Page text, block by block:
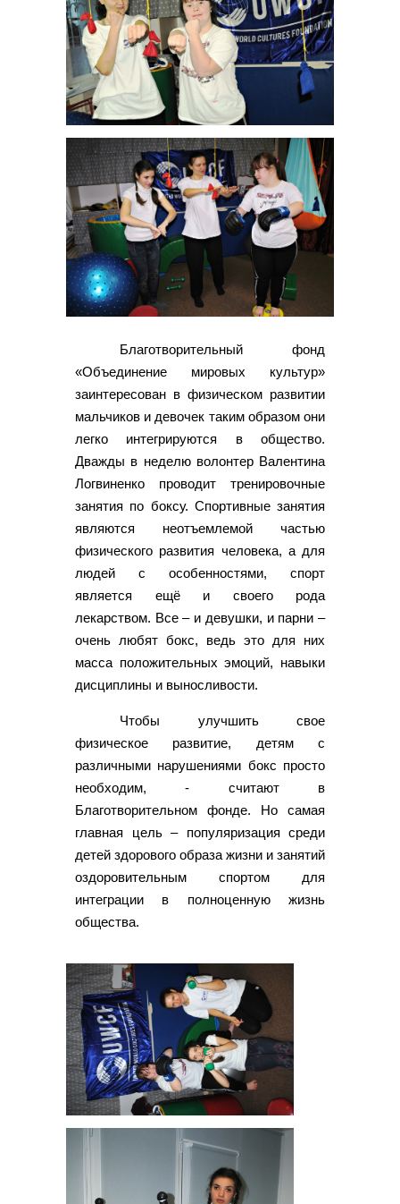
Благотворительный фонд
«Объединение мировых культур»
заинтересован в физическом развитии
мальчиков и девочек таким образом они
легко интегрируются в общество.
Дважды в неделю волонтер Валентина
Логвиненко проводит тренировочные
занятия по боксу. Спортивные занятия
являются неотъемлемой частью
физического развития человека, а для
людей с особенностями, спорт
является ещё и своего рода
лекарством. Все – и девушки, и парни –
очень любят бокс, ведь это для них
масса положительных эмоций, навыки
дисциплины и выносливости.
Чтобы улучшить свое
физическое развитие, детям с
различными нарушениями бокс просто
необходим, - считают в
Благотворительном фонде. Но самая
главная цель – популяризация среди
детей здорового образа жизни и занятий
оздоровительным спортом для
интеграции в полноценную жизнь
общества.